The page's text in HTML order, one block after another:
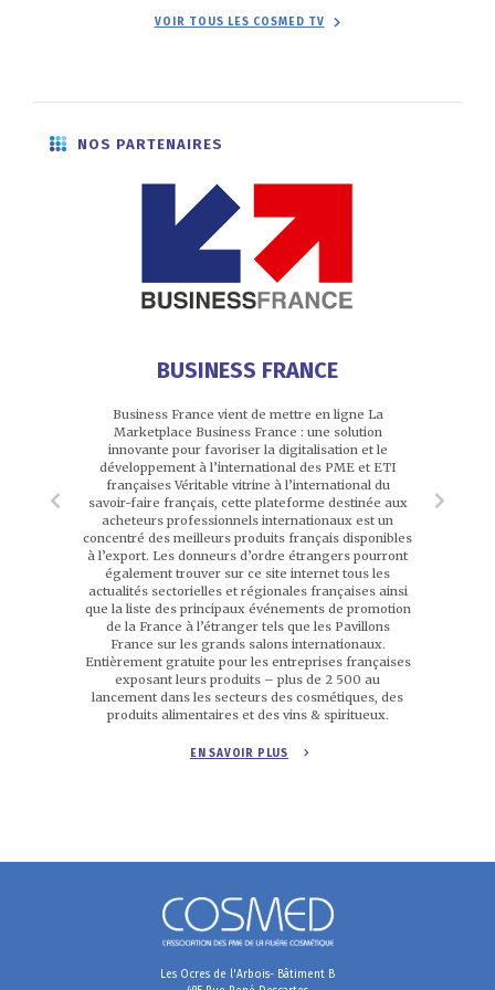
VOIR TOUS LES COSMED TV
NOS PARTENAIRES
BUSINESS FRANCE
Business France vient de mettre en ligne La
Marketplace Business France : une solution
innovante pour favoriser la digitalisation et le
développement à l’international des PME et ETI
françaises Véritable vitrine à l’international du
savoir-faire français, cette plateforme destinée aux
acheteurs professionnels internationaux est un
concentré des meilleurs produits français disponibles
à l’export. Les donneurs d’ordre étrangers pourront
également trouver sur ce site internet tous les
actualités sectorielles et régionales françaises ainsi
que la liste des principaux événements de promotion
de la France à l’étranger tels que les Pavillons
France sur les grands salons internationaux.
Entièrement gratuite pour les entreprises françaises
exposant leurs produits – plus de 2 500 au
lancement dans les secteurs des cosmétiques, des
produits alimentaires et des vins & spiritueux.
EN SAVOIR PLUS
Les Ocres de l'Arbois- Bâtiment B